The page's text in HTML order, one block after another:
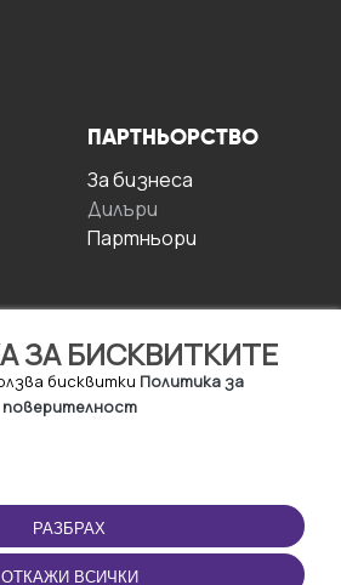
ЗА БИСКВИТКИТЕ
бисквитки Политика за
поверителност
РАЗБРАХ
ОТКАЖИ ВСИЧКИ
ПАРТНЬОРСТВО
За бизнесa
Дилъри
Партньори
ПРИЛОЖЕНИЕТО